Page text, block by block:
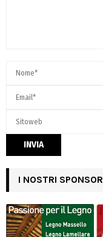
I NOSTRI SPONSOR